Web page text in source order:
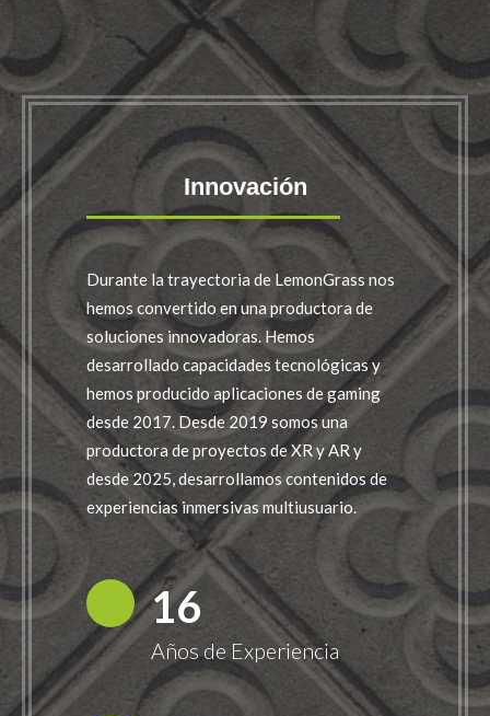
Innovación
Durante la trayectoria de LemonGrass nos
hemos convertido en una productora de
soluciones innovadoras. Hemos
desarrollado capacidades tecnológicas y
hemos producido aplicaciones de gaming
desde 2017. Desde 2019 somos una
productora de proyectos de XR y AR y
desde 2025, desarrollamos contenidos de
experiencias inmersivas multiusuario.
18
Años de Experiencia